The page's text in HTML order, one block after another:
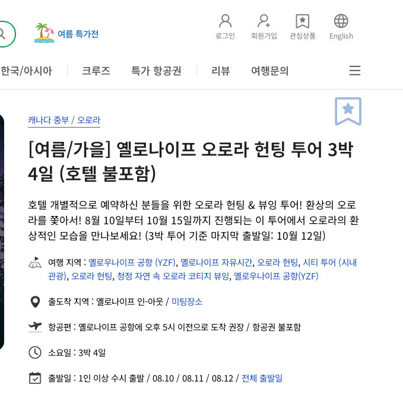
여름 특가전 로그인 회원가입 관심상품 English
한국/아시아 크루즈 특가 항공권 리뷰 여행문의
캐나다 중부 /오로라
[여름/가을] 옐로나이프 오로라 헌팅 투어 3박
4일 (호텔 불포함)
호텔 개별적으로 예약하신 분들을 위한 오로라 헌팅 & 뷰잉 투어! 환상의 오로
라를 쫓아서! 8월 10일부터 10월 15일까지 진행되는 이 투어에서 오로라의 환
상적인 모습을 만나보세요! (3박 투어 기준 마지막 출발일: 10월 12일)
여행 지역 : 옐로우나이프 공항 (YZF), 옐로나이프 자유시간, 오로라 헌팅, 시티 투어 (시내
관광), 오로라 헌팅, 청정 자연 속 오로라 코티지 뷰잉, 옐로우나이프 공항(YZF)
출도착 지역 : 옐로나이프 인-아웃 / 미팅장소
항공편 : 옐로나이프 공항에 오후 5시 이전으로 도착 권장 / 항공권 불포함
소요일 : 3박 4일
출발일 : 1인 이상 수시 출발 / 08.10 / 08.11 / 08.12 / 전체 출발일